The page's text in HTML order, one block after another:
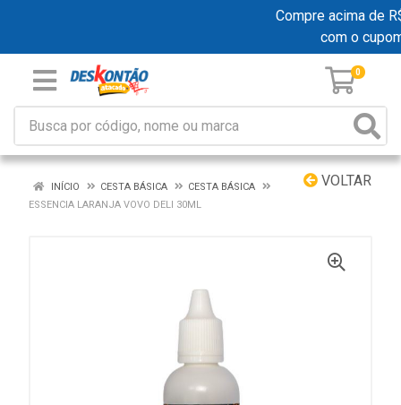
Compre acima de
com o
0
VOLTAR
INÍCIO CESTA BÁSICA
CESTA BÁSICA
ESSENCIA LARANJA VOVO DELI 30ML